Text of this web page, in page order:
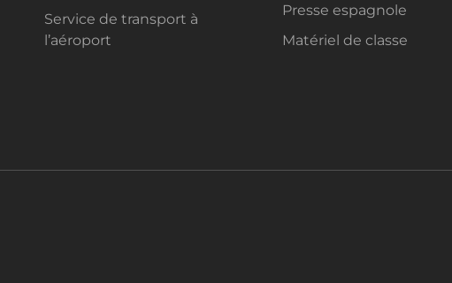
Service de transport à
l’aéroport
Presse espagnole
Matériel de classe